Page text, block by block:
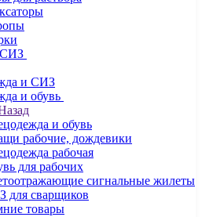
СИЗ
и СИЗ
и обувь
и обувь
рабочие, дождевики
рабочая
для рабочих
сигнальные жилеты
для сварщиков
товары